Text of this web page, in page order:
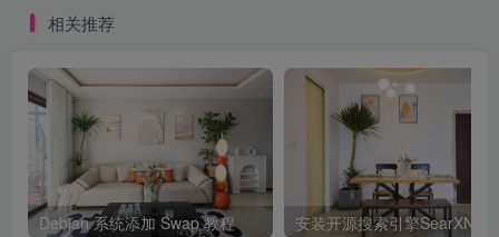
相关推荐
Debian 系统添加 Swap 教程 安装开源搜索引擎SearXNG